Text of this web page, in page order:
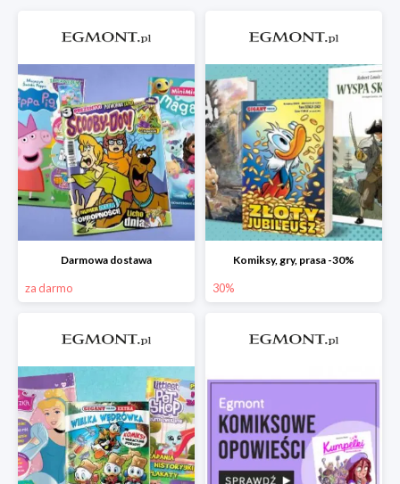
Darmowa dostawa
za darmo
Komiksy, gry, prasa -30%
30%